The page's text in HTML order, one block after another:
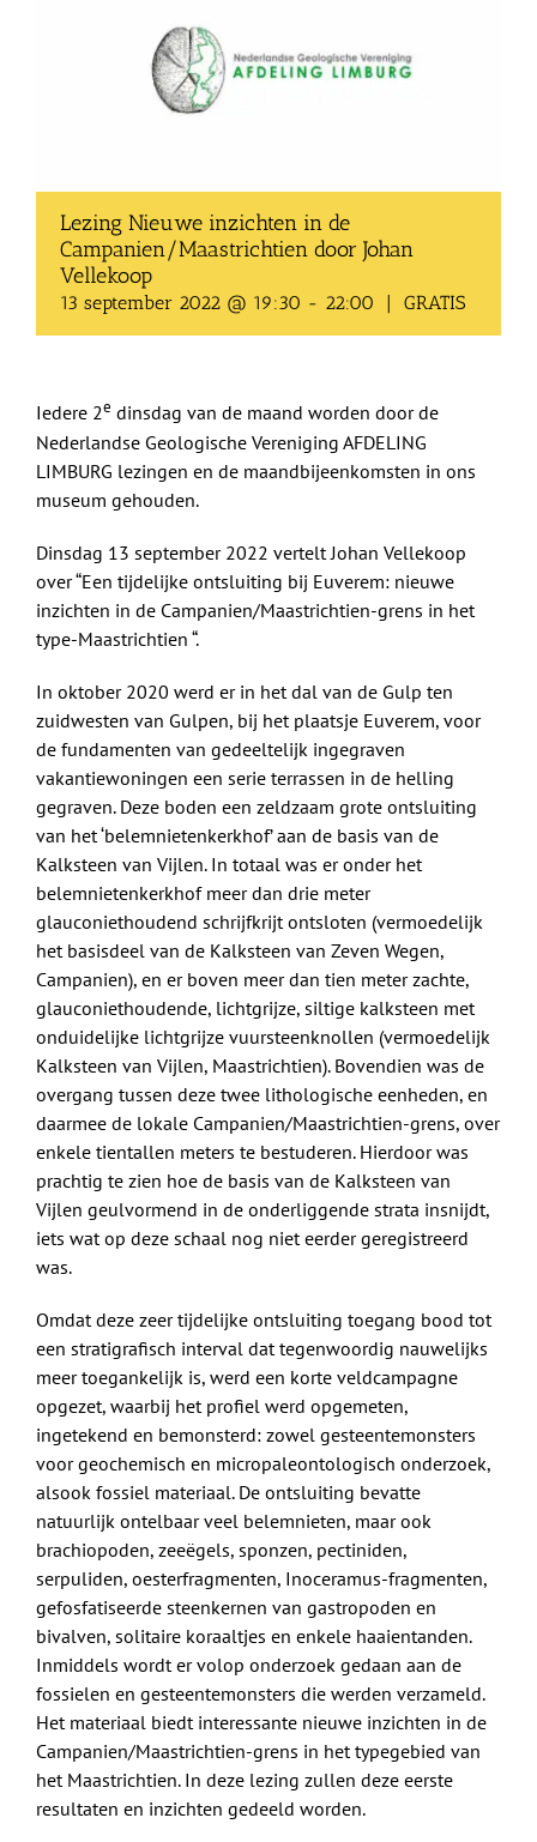
Lezing Nieuwe inzichten in de
Campanien/Maastrichtien door Johan
Vellekoop
13 september 2022 @ 19:30 - 22:00 GRATIS
Iedere 2e dinsdag van de maand worden door de
Nederlandse Geologische Vereniging AFDELING
LIMBURG lezingen en de maandbijeenkomsten in ons
museum gehouden.
Dinsdag 13 september 2022 vertelt Johan Vellekoop
over “Een tijdelijke ontsluiting bij Euverem: nieuwe
inzichten in de Campanien/Maastrichtien-grens in het
type-Maastrichtien “.
In oktober 2020 werd er in het dal van de Gulp ten
zuidwesten van Gulpen, bij het plaatsje Euverem, voor
de fundamenten van gedeeltelijk ingegraven
vakantiewoningen een serie terrassen in de helling
gegraven. Deze boden een zeldzaam grote ontsluiting
van het ‘belemnietenkerkhof’ aan de basis van de
Kalksteen van Vijlen. In totaal was er onder het
belemnietenkerkhof meer dan drie meter
glauconiethoudend schrijfkrijt ontsloten (vermoedelijk
het basisdeel van de Kalksteen van Zeven Wegen,
Campanien), en er boven meer dan tien meter zachte,
glauconiethoudende, lichtgrijze, siltige kalksteen met
onduidelijke lichtgrijze vuursteenknollen (vermoedelijk
Kalksteen van Vijlen, Maastrichtien). Bovendien was de
overgang tussen deze twee lithologische eenheden, en
daarmee de lokale Campanien/Maastrichtien-grens, over
enkele tientallen meters te bestuderen. Hierdoor was
prachtig te zien hoe de basis van de Kalksteen van
Vijlen geulvormend in de onderliggende strata insnijdt,
iets wat op deze schaal nog niet eerder geregistreerd
was.
Omdat deze zeer tijdelijke ontsluiting toegang bood tot
een stratigrafisch interval dat tegenwoordig nauwelijks
meer toegankelijk is, werd een korte veldcampagne
opgezet, waarbij het profiel werd opgemeten,
ingetekend en bemonsterd: zowel gesteentemonsters
voor geochemisch en micropaleontologisch onderzoek,
alsook fossiel materiaal. De ontsluiting bevatte
natuurlijk ontelbaar veel belemnieten, maar ook
brachiopoden, zeeëgels, sponzen, pectiniden,
serpuliden, oesterfragmenten, Inoceramus-fragmenten,
gefosfatiseerde steenkernen van gastropoden en
bivalven, solitaire koraaltjes en enkele haaientanden.
Inmiddels wordt er volop onderzoek gedaan aan de
fossielen en gesteentemonsters die werden verzameld.
Het materiaal biedt interessante nieuwe inzichten in de
Campanien/Maastrichtien-grens in het typegebied van
het Maastrichtien. In deze lezing zullen deze eerste
resultaten en inzichten gedeeld worden.